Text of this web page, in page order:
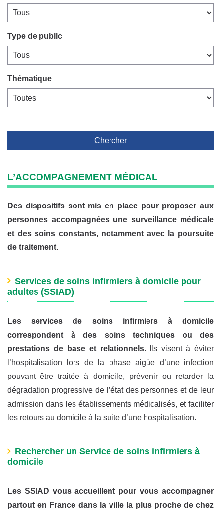
Type de public
Thématique
Chercher
L’ACCOMPAGNEMENT MÉDICAL
Des dispositifs sont mis en place pour proposer aux
personnes accompagnées une surveillance médicale
et des soins constants, notamment avec la poursuite
de traitement.
Services de soins infirmiers à domicile pour
adultes (SSIAD)
Les services de soins infirmiers à domicile
correspondent à des soins techniques ou des
prestations de base et relationnels.Ils visent à éviter
l’hospitalisation lors de la phase aigüe d’une infection
pouvant être traitée à domicile, prévenir ou retarder la
dégradation progressive de l’état des personnes et de leur
admission dans les établissements médicalisés, et faciliter
les retours au domicile à la suite d’une hospitalisation.
Rechercher un Service de soins infirmiers à
domicile
Les SSIAD vous accueillent pour vous accompagner
partout en France dans la ville la plus proche de chez